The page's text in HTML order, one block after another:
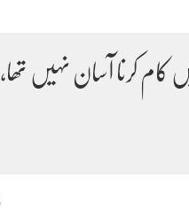
کرنا آسان نہیں تھا،